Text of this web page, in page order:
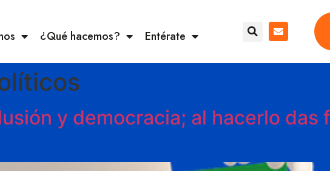
¿Qué hacemos? Entérate
y democracia; al hacerlo das